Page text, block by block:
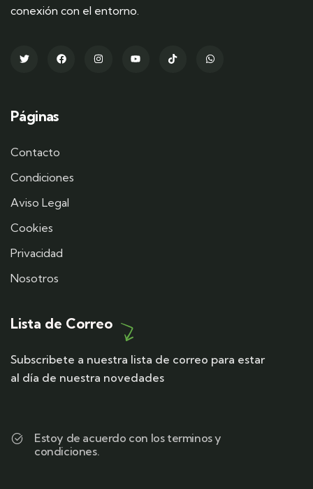
conexión con el entorno.
Páginas
Contacto
Condiciones
Aviso Legal
Cookies
Privacidad
Nosotros
Lista de Correo
Subscribete a nuestra lista de correo para estar
al día de nuestra novedades
Estoy de acuerdo con los terminos y
condiciones.